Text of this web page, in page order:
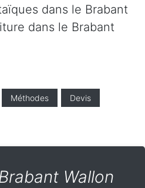
dans le Brabant
dans le Brabant
Méthodes Devis
Wallon